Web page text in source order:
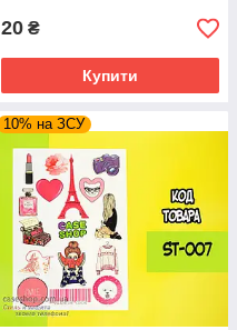
20 ₴
Купити
10% на ЗСУ